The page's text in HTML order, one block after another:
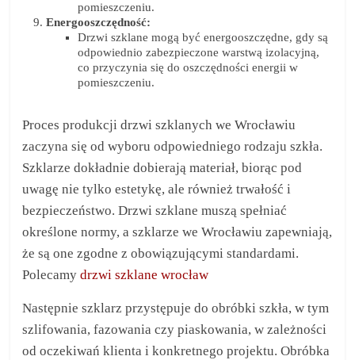
pomieszczeniu.
Energooszczędność:
Drzwi szklane mogą być energooszczędne, gdy są
odpowiednio zabezpieczone warstwą izolacyjną,
co przyczynia się do oszczędności energii w
pomieszczeniu.
Proces produkcji drzwi szklanych we Wrocławiu
zaczyna się od wyboru odpowiedniego rodzaju szkła.
Szklarze dokładnie dobierają materiał, biorąc pod
uwagę nie tylko estetykę, ale również trwałość i
bezpieczeństwo. Drzwi szklane muszą spełniać
określone normy, a szklarze we Wrocławiu zapewniają,
że są one zgodne z obowiązującymi standardami.
Polecamydrzwi szklane wrocław
Następnie szklarz przystępuje do obróbki szkła, w tym
szlifowania, fazowania czy piaskowania, w zależności
od oczekiwań klienta i konkretnego projektu. Obróbka